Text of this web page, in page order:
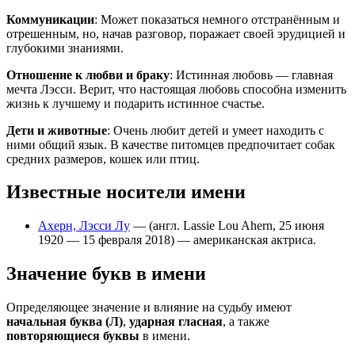
Коммуникации: Может показаться немного отстранённым и
отрешенным, но, начав разговор, поражает своей эрудицией и
глубокими знаниями.
Отношение к любви и браку: Истинная любовь — главная
мечта Лэсси. Верит, что настоящая любовь способна изменить
жизнь к лучшему и подарить истинное счастье.
Дети и животные: Очень любит детей и умеет находить с
ними общий язык. В качестве питомцев предпочитает собак
средних размеров, кошек или птиц.
Известные носители имени
Ахерн, Лэсси Лу — (англ. Lassie Lou Ahern, 25 июня
1920 — 15 февраля 2018) — американская актриса.
Значение букв в имени
Определяющее значение и влияние на судьбу имеют
начальная буква (Л), ударная гласная, а также
повторяющиеся буквы в имени.